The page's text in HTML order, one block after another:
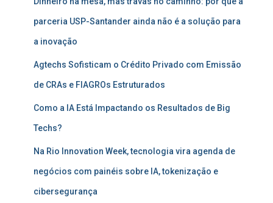
parceria USP-Santander ainda não é a solução para
a inovação
Agtechs Sofisticam o Crédito Privado com Emissão
de CRAs e FIAGROs Estruturados
Como a IA Está Impactando os Resultados de Big
Techs?
Na Rio Innovation Week, tecnologia vira agenda de
negócios com painéis sobre IA, tokenização e
cibersegurança